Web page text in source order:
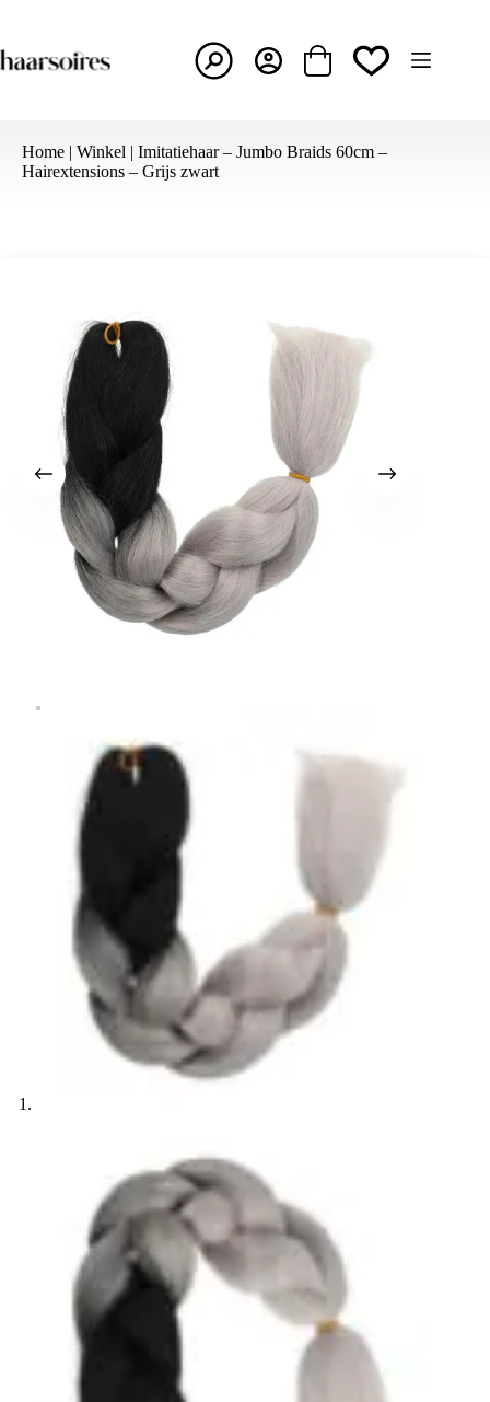
de
inhoud
Winkelwagen
Home | Winkel | Imitatiehaar – Jumbo Braids 60cm –
Hairextensions – Grijs zwart